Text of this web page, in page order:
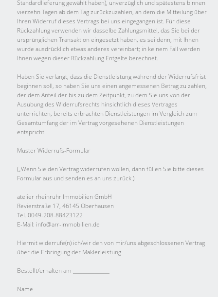
Standardlieferung gewählt haben), unverzüglich und spätestens binnen
vierzehn Tagen ab dem Tag zurückzuzahlen, an dem die Mitteilung über
Ihren Widerruf dieses Vertrags bei uns eingegangen ist. Für diese
Rückzahlung verwenden wir dasselbe Zahlungsmittel, das Sie bei der
ursprünglichen Transaktion eingesetzt haben, es sei denn, mit Ihnen
wurde ausdrücklich etwas anderes vereinbart; in keinem Fall werden
Ihnen wegen dieser Rückzahlung Entgelte berechnet.
Haben Sie verlangt, dass die Dienstleistung während der Widerrufsfrist
beginnen soll, so haben Sie uns einen angemessenen Betrag zu zahlen,
der dem Anteil der bis zu dem Zeitpunkt, zu dem Sie uns von der
Ausübung des Widerrufsrechts hinsichtlich dieses Vertrages
unterrichten, bereits erbrachten Dienstleistungen im Vergleich zum
Gesamtumfang der im Vertrag vorgesehenen Dienstleistungen
entspricht.
Muster Widerrufs-Formular
(„Wenn Sie den Vertrag widerrufen wollen, dann füllen Sie bitte dieses
Formular aus und senden es an uns zurück.)
atelier rheinruhr Immobilien GmbH
Revierstraße 17, 46145 Oberhausen
Tel. 0049-208-88423122
E-Mail: info@arr-immobilien.de
Hiermit widerrufe(n) ich/wir den von mir/uns abgeschlossenen Vertrag
über die Erbringung der Maklerleistung
Bestellt/erhalten am _______________
Name